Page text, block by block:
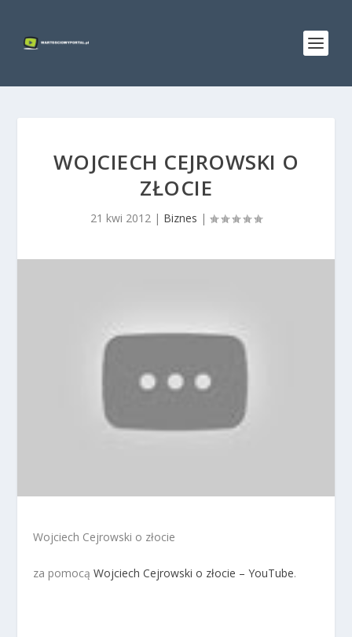
WOJCIECH CEJROWSKI O
ZŁOCIE
21 kwi 2012 | Biznes |
Wojciech Cejrowski o złocie
za pomocąWojciech Cejrowski o złocie – YouTube.